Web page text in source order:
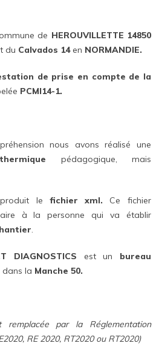
de HEROUVILLETTE 14850
du Calvados 14en NORMANDIE.
de prise en compte de la
PCMI14-1.
nous avons réalisé une
pédagogique, mais
le fichier xml. Ce fichier
à la personne qui va établir
.
DIAGNOSTICS est un bureau
dans la Manche 50.
par la Réglementation
RE 2020, RT2020 ou RT2020)